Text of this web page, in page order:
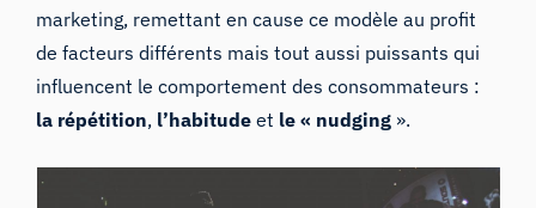
marketing, remettant en cause ce modèle au profit
de facteurs différents mais tout aussi puissants qui
influencent le comportement des consommateurs :
la répétition, l’habitude et le « nudging ».